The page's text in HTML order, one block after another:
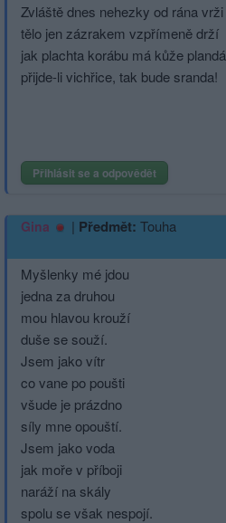
Zvláště dnes nehezky od rána vrži
tělo jen zázrakem vzpřímeně drží
jak plachta korábu má kůže plandá
přijde-li vichřice, tak bude sranda!
Přihlásit se a odpovědět
Gina | Předmět: Touha
Myšlenky mé jdou
jedna za druhou
mou hlavou krouží
duše se souží.
Jsem jako vítr
co vane po poušti
všude je prázdno
síly mne opouští.
Jsem jako voda
jak moře v příboji
naráží na skály
spolu se však nespojí.